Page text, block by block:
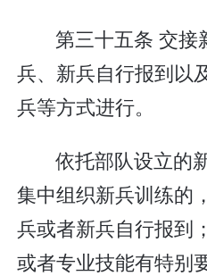
第三十五条 交接
兵、新兵自行报到以
兵等方式进行。
依托部队设立的
集中组织新兵训练的
兵或者新兵自行报到
或者专业技能有特别